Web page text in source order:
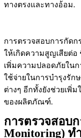
ทางตรงและทางอ้อม.
การตรวจสอบการกัดก
ให้เกิดความสูญเสียต่อ
เพิ่มความปลอดภัยใน
ใช้จ่ายในการบำรุงรั
ต่างๆ อีกทั้งยังช่วยเพิ่
ของผลิตภัณฑ์.
การตรวจสอบ
Monitoring) ท